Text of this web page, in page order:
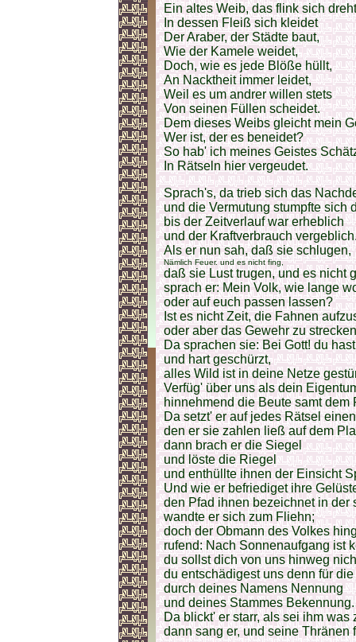
Ein altes Weib, das flink sich
In dessen Fleiß sich kleidet
Der Araber, der Städte baut,
Wie der Kamele weidet,
Doch, wie es jede Blöße hüllt,
An Nacktheit immer leidet,
Weil es um andrer willen stets
Von seinen Füllen scheidet.
Dem dieses Weibs gleicht mein
Wer ist, der es beneidet?
So hab' ich meines Geistes
In Rätseln hier vergeudet.
Sprach's, da trieb sich das
und die Vermutung stumpfte sich
bis der Zeitverlauf war erheblich
und der Kraftverbrauch
Als er nun sah, daß sie schlugen,
Nämlich Feuer. und es nicht fing,
daß sie Lust trugen, und es nicht
sprach er: Mein Volk, wie lange
oder auf euch passen lassen?
Ist es nicht Zeit, die Fahnen
oder aber das Gewehr zu
Da sprachen sie: Bei Gott! du
und hart geschürzt,
alles Wild ist in deine Netze
Verfüg' über uns als dein
hinnehmend die Beute samt dem
Da setzt' er auf jedes Rätsel
den er sie zahlen ließ auf dem
dann brach er die Siegel
und löste die Riegel
und enthüllte ihnen der Einsicht
Und wie er befriediget ihre
den Pfad ihnen bezeichnet in der
wandte er sich zum Fliehn;
doch der Obmann des Volkes
rufend: Nach Sonnenaufgang ist
du sollst dich von uns hinweg
du entschädigest uns denn für
durch deines Namens Nennung
und deines Stammes Bekennung.
Da blickt' er starr, als sei ihm was
dann sang er, und seine Thränen